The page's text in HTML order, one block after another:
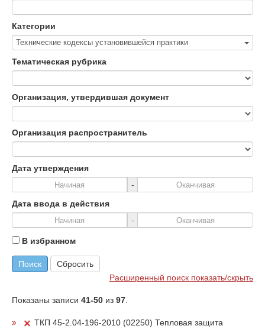
Категории
Технические кодексы установившейся практики
Тематическая рубрика
Организация, утвердившая документ
Организация распространитель
Дата утверждения
-
Дата ввода в действия
-
В избранном
Поиск Сбросить
Расширенный поиск показать/скрыть
Показаны записи 41-50 из 97.
ТКП 45-2.04-196-2010 (02250) Тепловая защита